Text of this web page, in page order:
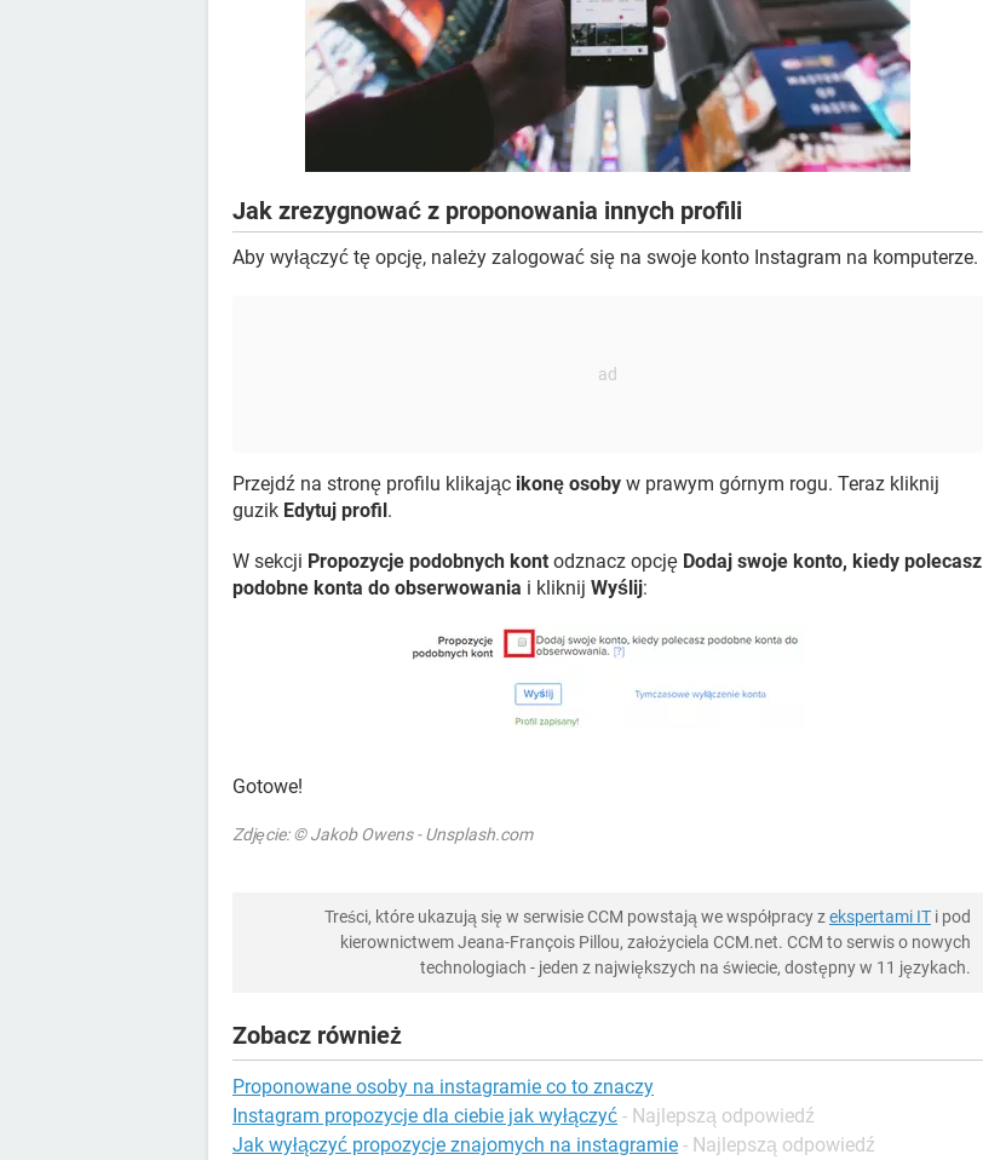
Jak zrezygnować z proponowania innych profili
Aby wyłączyć tę opcję, należy zalogować się na swoje konto Instagram na komputerze.
Przejdź na stronę profilu klikając ikonę osoby w prawym górnym rogu. Teraz kliknij
guzik Edytuj profil .
W sekcji Propozycje podobnych kont odznacz opcję Dodaj swoje konto, kiedy polecasz
podobne konta do obserwowania i kliknij Wyślij:
Gotowe!
Zdjęcie: © Jakob Owens - Unsplash.com
Treści, które ukazują się w serwisie CCM powstają we współpracy zekspertami IT i pod
kierownictwem Jeana-François Pillou, założyciela CCM.net. CCM to serwis o nowych
technologiach - jeden z największych na świecie, dostępny w 11 językach.
Zobacz również
Proponowane osoby na instagramie co to znaczy
Instagram propozycje dla ciebie jak wyłączyć - Najlepszą odpowiedź
Jak wyłączyć propozycje znajomych na instagramie - Najlepszą odpowiedź